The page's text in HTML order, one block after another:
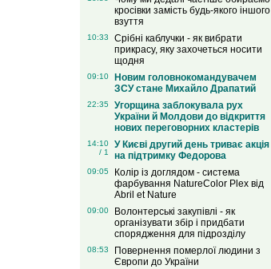
кросівки замість будь-якого іншого
взуття
10:33
Срібні каблучки - як вибрати
прикрасу, яку захочеться носити
щодня
09:10
Новим головнокомандувачем
ЗСУ стане Михайло Драпатий
22:35
Угорщина заблокувала рух
України й Молдови до відкриття
нових переговорних кластерів
14:10
/ 1
У Києві другий день триває акція
на підтримку Федорова
09:05
Колір із доглядом - система
фарбування NatureColor Plex від
Abril et Nature
09:00
Волонтерські закупівлі - як
організувати збір і придбати
спорядження для підрозділу
08:53
Повернення померлої людини з
Європи до України